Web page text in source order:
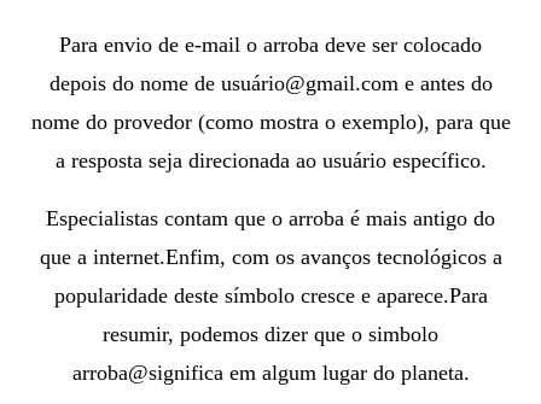
Para envio de e-mail o arroba deve ser colocado
depois do nome de usuário@gmail.com e antes do
nome do provedor (como mostra o exemplo), para que
a resposta seja direcionada ao usuário específico.
Especialistas contam que o arroba é mais antigo do
que a internet.Enfim, com os avanços tecnológicos a
popularidade deste símbolo cresce e aparece.Para
resumir, podemos dizer que o simbolo
arroba@significa em algum lugar do planeta.